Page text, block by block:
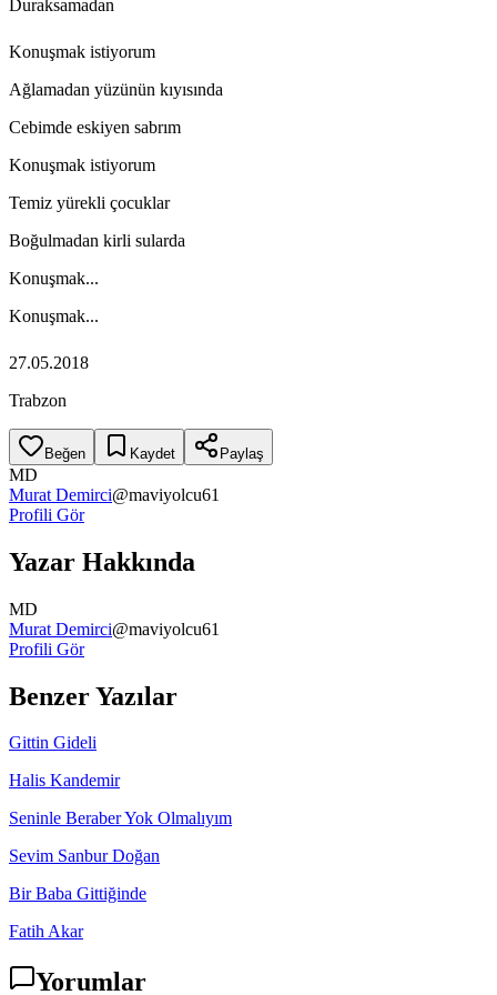
Duraksamadan
Konuşmak istiyorum
Ağlamadan yüzünün kıyısında
Cebimde eskiyen sabrım
Konuşmak istiyorum
Temiz yürekli çocuklar
Boğulmadan kirli sularda
Konuşmak...
Konuşmak...
27.05.2018
Trabzon
Beğen Kaydet Paylaş
MD
Murat Demirci@maviyolcu61
Profili Gör
Yazar Hakkında
MD
Murat Demirci@maviyolcu61
Profili Gör
Benzer Yazılar
Gittin Gideli
Halis Kandemir
Seninle Beraber Yok Olmalıyım
Sevim Sanbur Doğan
Bir Baba Gittiğinde
Fatih Akar
Yorumlar